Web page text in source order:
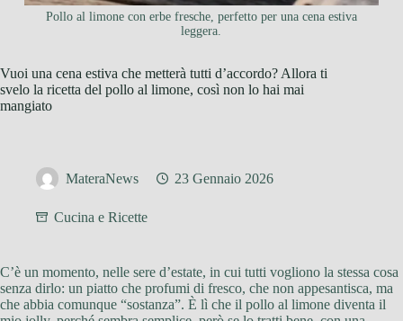
Pollo al limone con erbe fresche, perfetto per una cena estiva
leggera.
Vuoi una cena estiva che metterà tutti d’accordo? Allora ti
svelo la ricetta del pollo al limone, così non lo hai mai
mangiato
MateraNews 23 Gennaio 2026
Cucina e Ricette
C’è un momento, nelle sere d’estate, in cui tutti vogliono la stessa cosa
senza dirlo: un piatto che profumi di fresco, che non appesantisca, ma
che abbia comunque “sostanza”. È lì che il pollo al limone diventa il